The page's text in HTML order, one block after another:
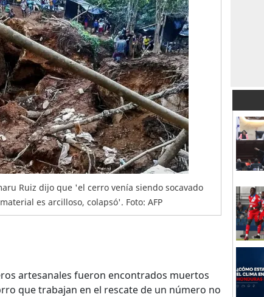
Ruiz dijo que 'el cerro venía siendo socavado
es arcilloso, colapsó'. Foto: AFP
artesanales fueron encontrados muertos
que trabajan en el rescate de un número no